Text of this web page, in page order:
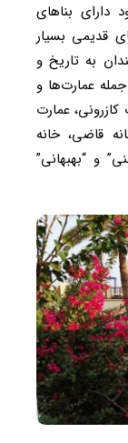
دارای بنا‌های
قدیمی بسیار
به تاریخ و
عمارت‌ها و
عمارت
قاضی، خانه
و “بهبهانی”